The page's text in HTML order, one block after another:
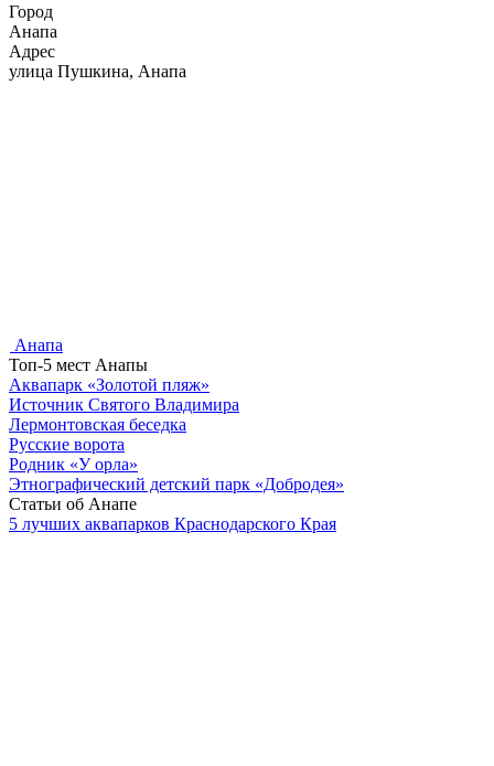
Город
Анапа
Адрес
улица Пушкина, Анапа
Анапа
Топ-5 мест Анапы
Аквапарк «Золотой пляж»
Источник Святого Владимира
Лермонтовская беседка
Русские ворота
Родник «У орла»
Этнографический детский парк «Добродея»
Статьи об Анапе
5 лучших аквапарков Краснодарского Края